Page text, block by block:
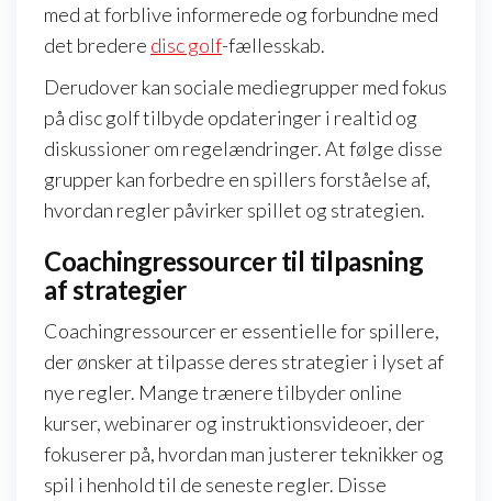
med at forblive informerede og forbundne med
det bredere disc golf-fællesskab.
Derudover kan sociale mediegrupper med fokus
på disc golf tilbyde opdateringer i realtid og
diskussioner om regelændringer. At følge disse
grupper kan forbedre en spillers forståelse af,
hvordan regler påvirker spillet og strategien.
Coachingressourcer til tilpasning
af strategier
Coachingressourcer er essentielle for spillere,
der ønsker at tilpasse deres strategier i lyset af
nye regler. Mange trænere tilbyder online
kurser, webinarer og instruktionsvideoer, der
fokuserer på, hvordan man justerer teknikker og
spil i henhold til de seneste regler. Disse